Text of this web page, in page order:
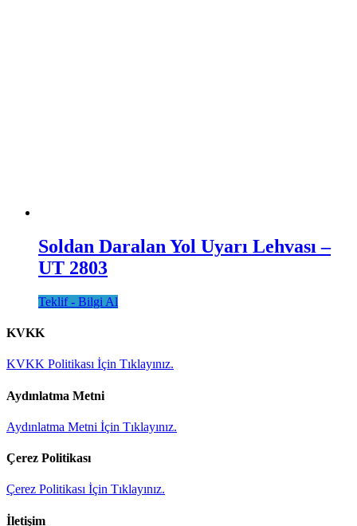
Soldan Daralan Yol Uyarı Lehvası –
UT 2803
Teklif - Bilgi Al
KVKK
KVKK Politikası İçin Tıklayınız.
Aydınlatma Metni
Aydınlatma Metni İçin Tıklayınız.
Çerez Politikası
Çerez Politikası İçin Tıklayınız.
İletişim